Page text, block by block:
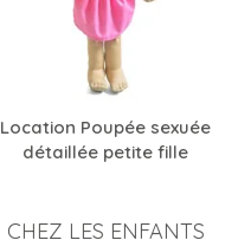
Location Poupée sexuée
détaillée petite fille
CHEZ LES ENFANTS